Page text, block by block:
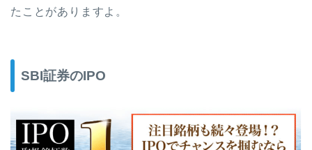
たことがありますよ。
SBI証券のIPO